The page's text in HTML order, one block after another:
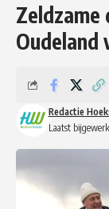
Zeldzame
Oudeland
Laatst
Redactie